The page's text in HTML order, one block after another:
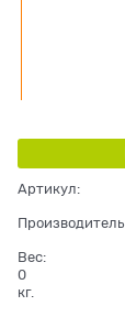
Артикул:
Производитель
Вес:
0
кг.